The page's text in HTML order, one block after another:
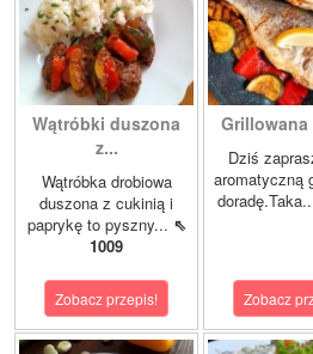
Wątróbki duszona
z...
Wątróbka drobiowa
duszona z cukinią i
paprykę to pyszny... ⇖
1009
Zobacz przepis!
Grillowana
Dziś
aromatyczną
Zobacz